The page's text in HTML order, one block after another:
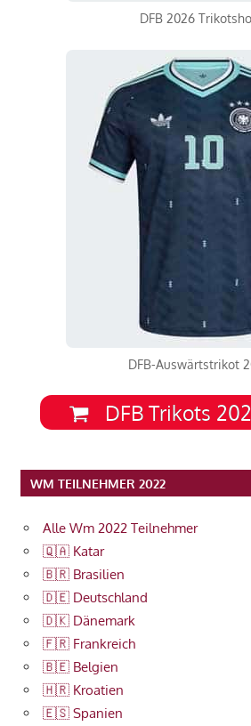
DFB 2026
DFB-Auswärtstrikot
DFB Trikots
WM TEILNEHMER 2022
Alle Wm 2022 Teilnehmer
🇶🇦 Katar
🇧🇷 Brasilien
🇩🇪 Deutschland
🇩🇰 Dänemark
🇫🇷 Frankreich
🇧🇪 Belgien
🇭🇷 Kroatien
🇪🇸 Spanien